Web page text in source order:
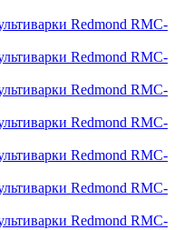
Redmond RMC-
Redmond RMC-
Redmond RMC-
Redmond RMC-
Redmond RMC-
Redmond RMC-
Redmond RMC-